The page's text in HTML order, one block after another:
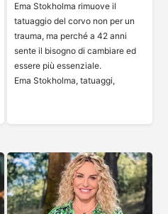
Ema Stokholma rimuove il
tatuaggio del corvo non per un
trauma, ma perché a 42 anni
sente il bisogno di cambiare ed
essere più essenziale.
Ema Stokholma, tatuaggi,